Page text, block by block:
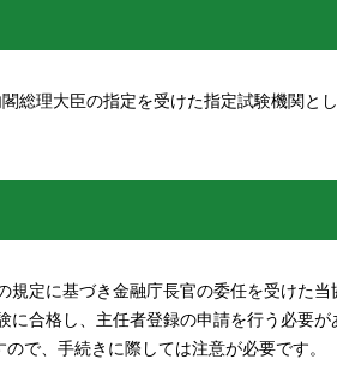
総理大臣の指定を受けた指定試験機関と
定に基づき金融庁長官の委任を受けた当
合格し、主任者登録の申請を行う必要
で、手続きに際しては注意が必要です。